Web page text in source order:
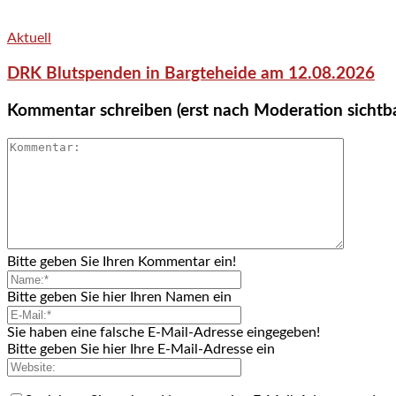
Aktuell
DRK Blutspenden in Bargteheide am 12.08.2026
Kommentar schreiben (erst nach Moderation
Bitte geben Sie Ihren Kommentar ein!
Bitte geben Sie hier Ihren Namen ein
Sie haben eine falsche E-Mail-Adresse eingegeben!
Bitte geben Sie hier Ihre E-Mail-Adresse ein